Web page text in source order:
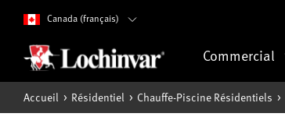
Canada (français)
Commercial
Accueil Résidentiel Chauffe-Piscine Résidentiels